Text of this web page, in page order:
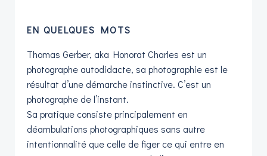
EN QUELQUES MOTS
Thomas Gerber, aka Honorat Charles est un
photographe autodidacte, sa photographie est le
résultat d’une démarche instinctive. C’est un
photographe de l’instant.
Sa pratique consiste principalement en
déambulations photographiques sans autre
intentionnalité que celle de figer ce qui entre en